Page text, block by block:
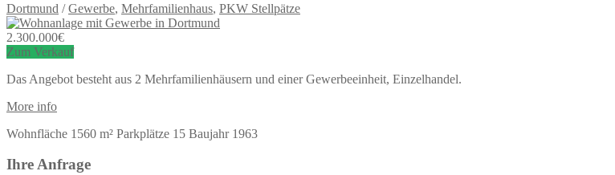
Dortmund /Gewerbe, Mehrfamilienhaus, PKW Stellpätze
2.300.000€
Zum Verkauf
Das Angebot besteht aus 2 Mehrfamilienhäusern und einer Gewerbeeinheit, Einzelhandel.
More info
Wohnfläche 1560 m² Parkplätze 15 Baujahr 1963
Ihre Anfrage